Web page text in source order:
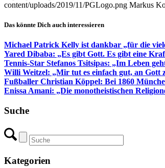
content/uploads/2019/11/PGLogo.png Markus
Das könnte Dich auch interessieren
Michael Patrick Kelly ist dankbar „für die
Yared Dibaba: „Es gibt Gott. Es gibt eine
Tennis-Star Stefanos Tsitsipas: „Im Leben
Willi Weitzel: „Mir tut es einfach gut, an Gott
Fußballer Christian Köppel: Bei 1860
Enissa Amani: „Die monotheistischen
Suche
Kategorien